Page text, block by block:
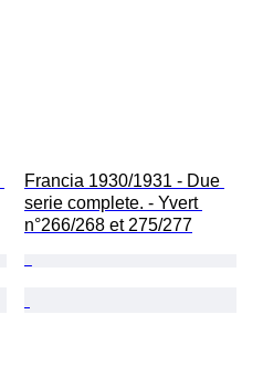
Francia 1930/1931 - Due
serie complete. - Yvert
n°266/268 et 275/277